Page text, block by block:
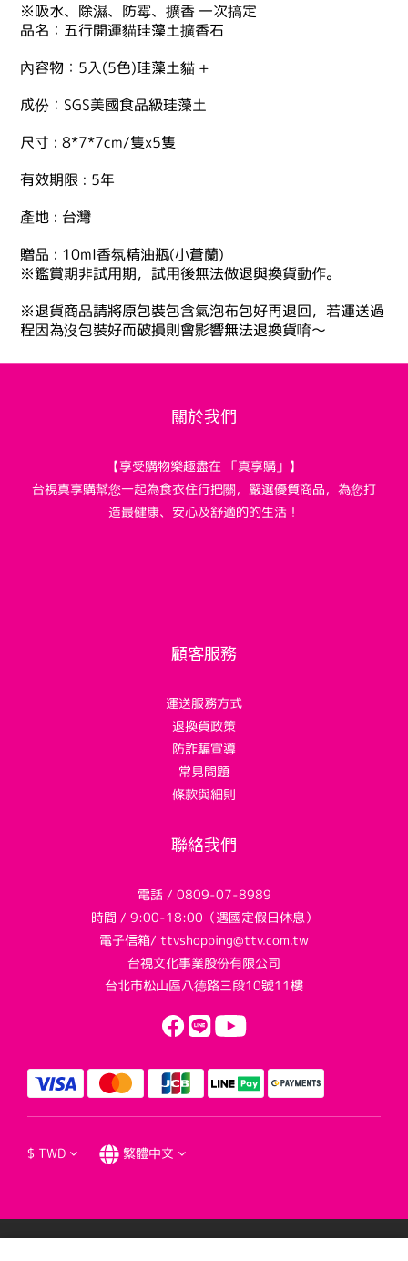
※吸水、除濕、防霉、擴香 一次搞定
品名：五行開運貓珪藻土擴香石
內容物：5入(5色)珪藻土貓 +
成份：SGS美國食品級珪藻土
尺寸 : 8*7*7cm/隻x5隻
有效期限 : 5年
產地 : 台灣
贈品 : 10ml香氛精油瓶(小蒼蘭)
※鑑賞期非試用期，試用後無法做退與換貨動作。
※退貨商品請將原包裝包含氣泡布包好再退回，若運送過
程因為沒包裝好而破損則會影響無法退換貨唷～
關於我們
【享受購物樂趣盡在 「真享購」】
台視真享購幫您一起為食衣住行把關，嚴選優質商品，為您打
造最健康、安心及舒適的的生活！
顧客服務
運送服務方式
退換貨政策
防詐騙宣導
常見問題
條款與細則
聯絡我們
電話 / 0809-07-8989
時間 / 9:00-18:00（遇國定假日休息）
電子信箱/ ttvshopping@ttv.com.tw
台視文化事業股份有限公司
台北市松山區八德路三段10號11樓
$ TWD 繁體中文